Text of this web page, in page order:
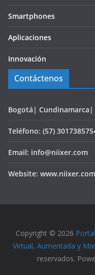
Smartphones
Aplicaciones
Innovación
Contáctenos
Bogotá| Cundinamarca|
Teléfono: (57)
Email: info@niixer.com
Website: www.niixer.com
Copyright © 2026
Virtual, Aumentada y
reservados.